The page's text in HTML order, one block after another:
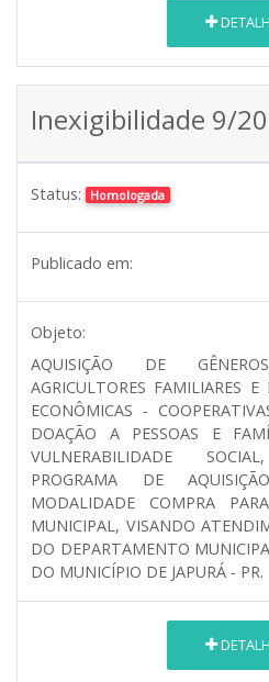
Inexigibilidade 9/
Status: Homologada
Publicado em:
Objeto:
AQUISIÇÃO DE
AGRICULTORES FAMILIARES
ECONÔMICAS -
DOAÇÃO A PESSOAS E
VULNERABILIDADE
PROGRAMA DE
MODALIDADE COMPRA
MUNICIPAL, VISANDO
DO DEPARTAMENTO
DO MUNICÍPIO DE JAPURÁ - PR.